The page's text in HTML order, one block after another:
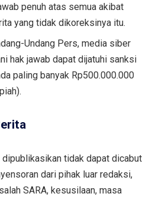
penuh atas semua akibat
yang tidak dikoreksinya itu.
Undang Pers, media siber
hak jawab dapat dijatuhi sanksi
paling banyak Rp500.000.000
dipublikasikan tidak dapat dicabut
dari pihak luar redaksi,
SARA, kesusilaan, masa